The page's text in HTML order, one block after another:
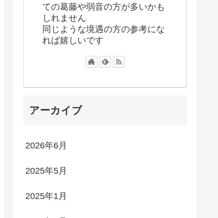
ての葛藤や弱音の方が多いかも
しれません
同じような境遇の方の参考にな
れば嬉しいです
アーカイブ
2026年6月
2025年5月
2025年1月